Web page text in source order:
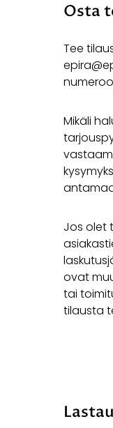
Osta
Tee
Mikäli
Jos olet
ovat
tai
tilausta